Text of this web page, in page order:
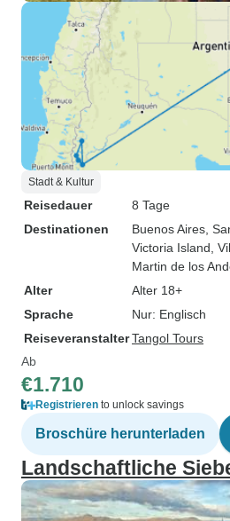
Stadt & Kultur
Reisedauer
8 Tage
Destinationen
Buenos Aires ,
Victoria Island ,
Martin de los
Alter
Alter 18+
Sprache
Nur: Englisch
ReiseveranstalterTangol Tours
Ab
€1.710
Registrieren to unlock savings
Broschüre herunterladen
Landschaftliche